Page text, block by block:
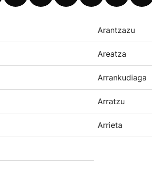
Arantzazu
Areatza
Arrankudiaga
Arratzu
Arrieta